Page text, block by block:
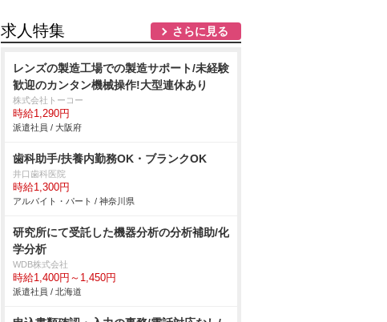
求人特集 さらに見る
レンズの製造工場での製造サポート/未経験
歓迎のカンタン機械操作!大型連休あり
株式会社トーコー
時給1,290円
派遣社員 / 大阪府
歯科助手/扶養内勤務OK・ブランクOK
井口歯科医院
時給1,300円
アルバイト・パート / 神奈川県
研究所にて受託した機器分析の分析補助/化
学分析
WDB株式会社
時給1,400円～1,450円
派遣社員 / 北海道